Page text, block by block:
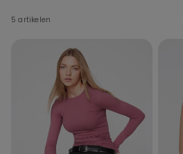
5 artikelen